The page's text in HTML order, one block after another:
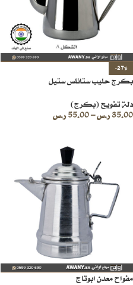
-27%
بكرج حليب ستانلس ستيل
دلة تفويح (بكرج)
35.00ر.س–
55.00ر.س
مفواح معدن ابوتاج